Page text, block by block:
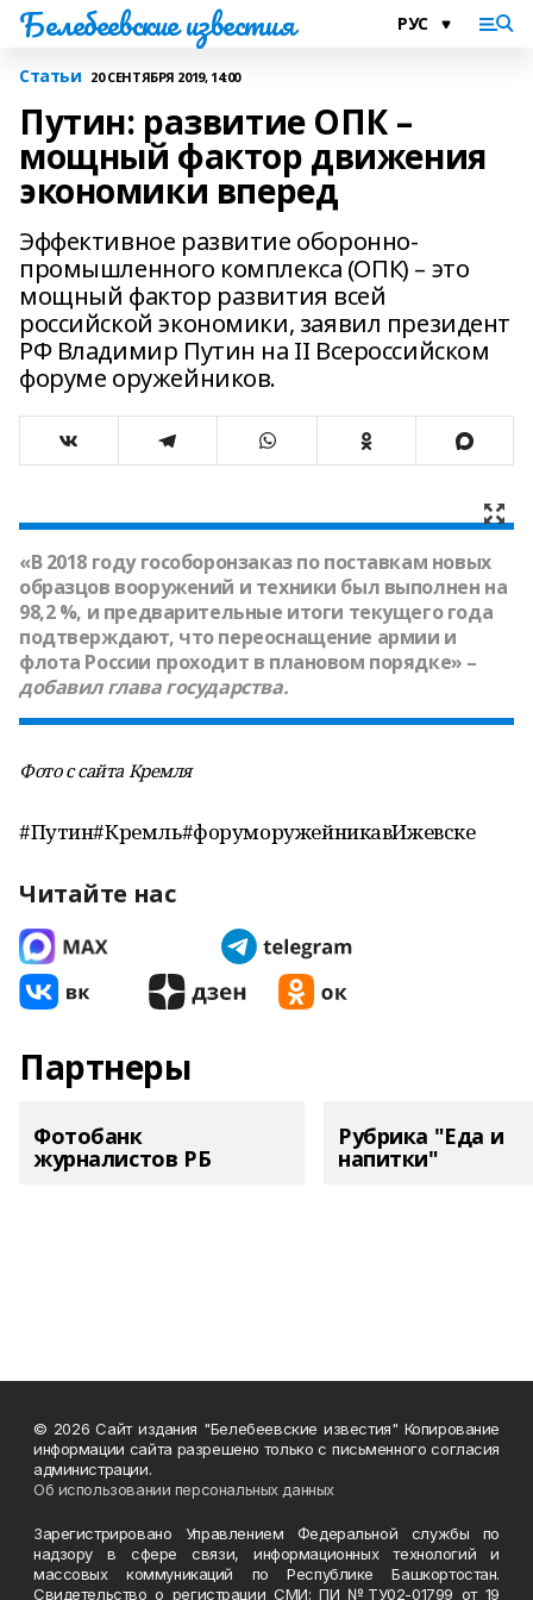
Белебеевские известия
Статьи 20 СЕНТЯБРЯ 2019, 14:00
Путин: развитие ОПК –
мощный фактор движения
экономики вперед
Эффективное развитие оборонно-
промышленного комплекса (ОПК) – это
мощный фактор развития всей
российской экономики, заявил президент
РФ Владимир Путин на II Всероссийском
форуме оружейников.
«В 2018 году гособоронзаказ по поставкам новых
образцов вооружений и техники был выполнен на
98,2 %, и предварительные итоги текущего года
подтверждают, что переоснащение армии и
флота России проходит в плановом порядке» –
добавил глава государства.
Фото с сайта Кремля
#Путин#Кремль#форуморужейникавИжевске
Читайте нас
Партнеры
Фотобанк
журналистов РБ
Рубрика "Еда и
напитки"
© 2026 Сайт издания "Белебеевские известия" Копирование
информации сайта разрешено только с письменного согласия
администрации.
Об использовании персональных данных
Зарегистрировано Управлением Федеральной службы по
надзору в сфере связи, информационных технологий и
массовых коммуникаций по Республике Башкортостан.
Свидетельство о регистрации СМИ: ПИ №ТУ02-01799 от 19